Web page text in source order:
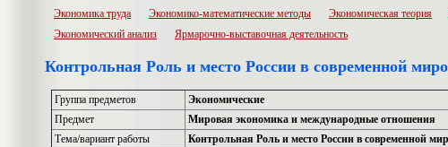
Экономика труда
Экономико-математические методы Экономическая теория
Экономический анализ
Ярмарочно-выставочная деятельность
Контрольная Роль и место России в современной
Группа предметов
Экономические
Предмет
Мировая экономика и международные отношения
Тема/вариант работы
Контрольная Роль и место России в современной